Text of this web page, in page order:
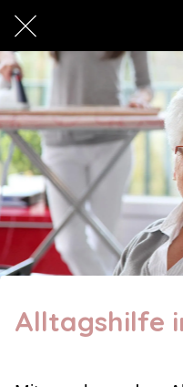
Alltagshilfe